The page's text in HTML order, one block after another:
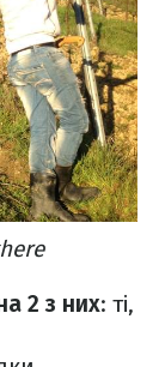
2 з них: ті,